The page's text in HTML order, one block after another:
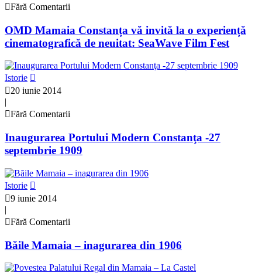
Fără Comentarii
OMD Mamaia Constanța vă invită la o experiență
cinematografică de neuitat: SeaWave Film Fest
Istorie
20 iunie 2014
|
Fără Comentarii
Inaugurarea Portului Modern Constanţa -27
septembrie 1909
Istorie
9 iunie 2014
|
Fără Comentarii
Băile Mamaia – inagurarea din 1906